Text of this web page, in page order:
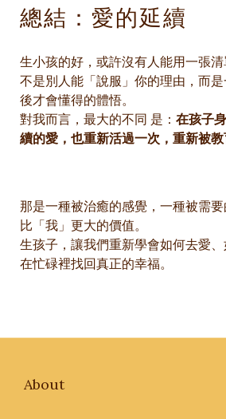
總結：愛的延續
生小孩的好，或許沒有人能用一張
不是別人能「說服」你的理由，而
後才會懂得的體悟。
對我而言，最大的不同 是： 在孩子
續的愛，也重新活過一次，重新被教
那是一種被治癒的感覺，一種被需
比「我」更大的價值。
生孩子，讓我們重新學會如何去愛
在忙碌裡找回真正的幸福。
About